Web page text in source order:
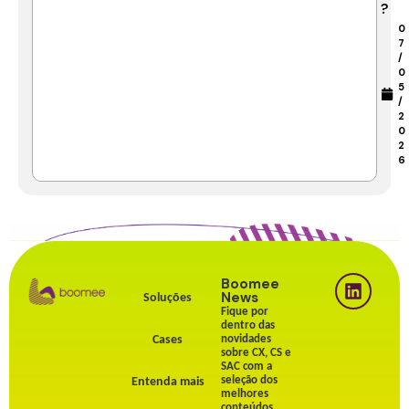
?
0
7
/
0
5
/
2
0
2
6
Soluções
Cases
Entenda mais
Boomee
News
Fique por
dentro das
novidades
sobre CX, CS e
SAC com a
seleção dos
melhores